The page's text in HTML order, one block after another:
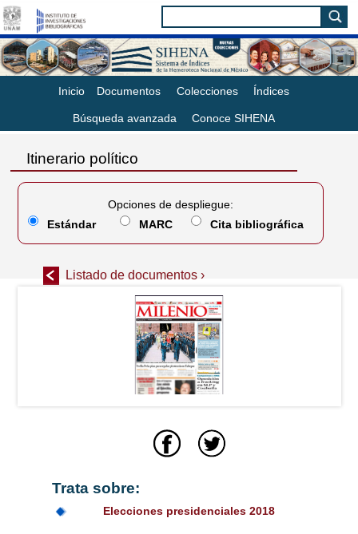
Inicio Documentos Colecciones Índices
Búsqueda avanzada Conoce SIHENA
Itinerario político
Listado de documentos ›
Opciones de despliegue:
Estándar
MARC Cita bibliográfica
Trata sobre:
Elecciones presidenciales 2018